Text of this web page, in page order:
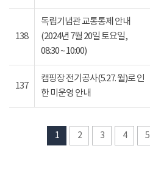
138
독립기념관 교통통제 안내
(2024년 7월 20일 토요일,
08:30 ~ 10:00)
137
캠핑장 전기공사(5.27. 월)로 인
한 미운영 안내
1 2 3 4 5